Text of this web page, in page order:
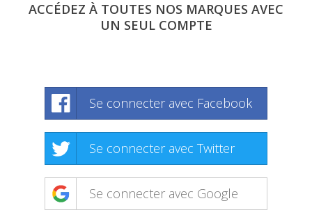
ACCÉDEZ À TOUTES NOS MARQUES AVEC
UN SEUL COMPTE
Se connecter avec Facebook
Se connecter avec Twitter
Se connecter avec Google